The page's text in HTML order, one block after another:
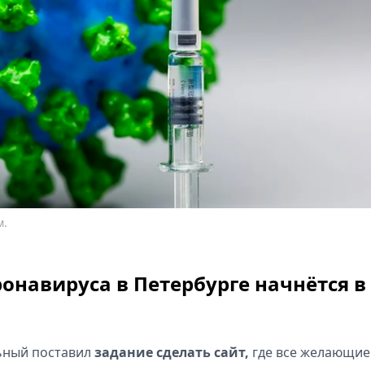
в Петербурге начнётся в
поставил задание сделать сайт, где все желающие